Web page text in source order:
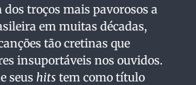
troços mais pavorosos a
em muitas décadas,
tão cretinas que
insuportáveis nos ouvidos.
seus hits tem como título